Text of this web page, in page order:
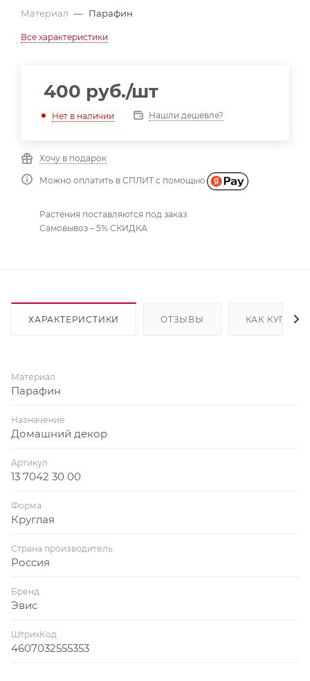
Материал — Парафин
Все характеристики
400 руб./шт
Нет в наличии Нашли дешевле?
Хочу в подарок
Можно оплатить в СПЛИТ с помощью
Растения поставляются под заказ
Самовывоз – 5% СКИДКА
ХАРАКТЕРИСТИКИ ОТЗЫВЫ КАК КУПИТЬ
Материал
Парафин
Назначение
Домашний декор
Артикул
13 7042 30 00
Форма
Круглая
Страна производитель
Россия
Бренд
Эвис
ШтрихКод
4607032555353